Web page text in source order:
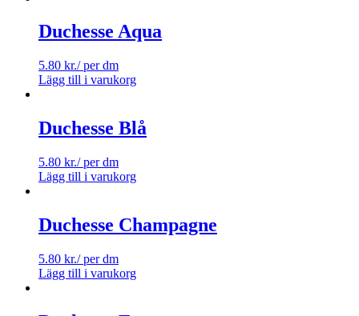
Duchesse Aqua
5.80 kr./ per dm
Lägg till i varukorg
Duchesse Blå
5.80 kr./ per dm
Lägg till i varukorg
Duchesse Champagne
5.80 kr./ per dm
Lägg till i varukorg